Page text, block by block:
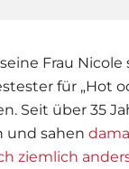
Frau Nicole
für „Hot
Seit über 35
und sahen
ziemlich